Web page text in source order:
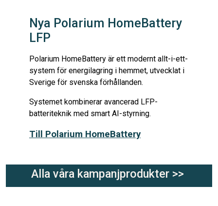
Nya Polarium HomeBattery
LFP
Polarium HomeBattery är ett modernt allt-i-ett-
system för energilagring i hemmet, utvecklat i
Sverige för svenska förhållanden.
Systemet kombinerar avancerad LFP-
batteriteknik med smart AI-styrning.
Till Polarium HomeBattery
Alla våra kampanjprodukter >>